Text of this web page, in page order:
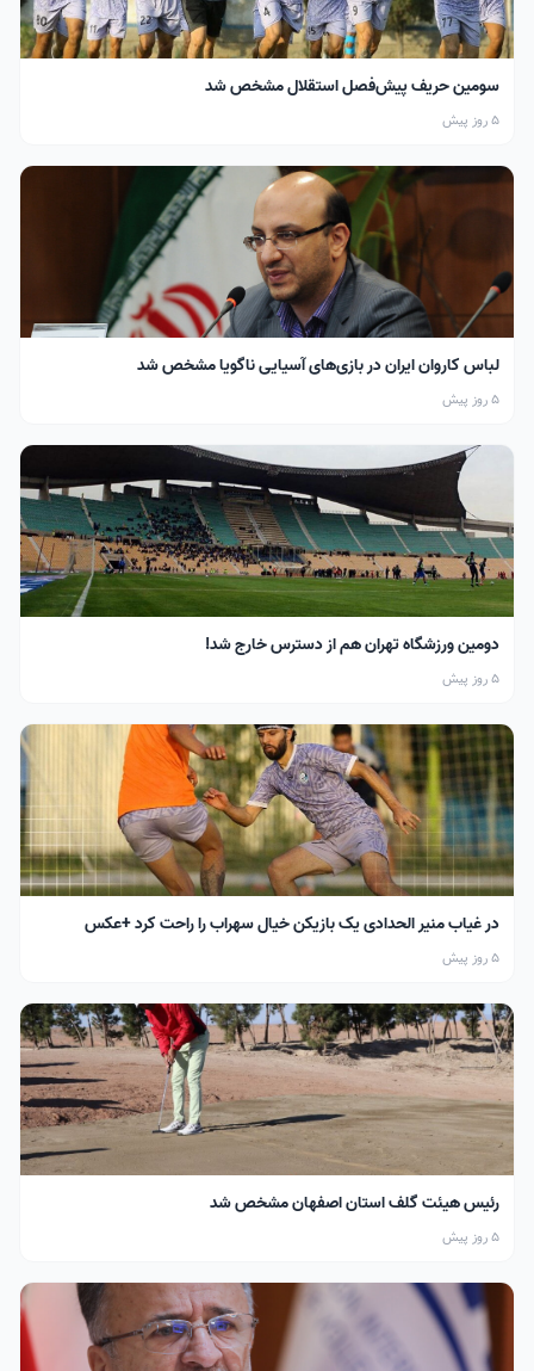
سومین حریف پیش‌فصل استقلال مشخص شد
5 روز پیش
لباس کاروان ایران در بازی‌های آسیایی ناگویا مشخص شد
5 روز پیش
دومین ورزشگاه تهران هم از دسترس خارج شد!
5 روز پیش
در غیاب منیر الحدادی یک بازیکن خیال سهراب را راحت کرد +عکس
5 روز پیش
رئیس هیئت گلف استان اصفهان مشخص شد
5 روز پیش